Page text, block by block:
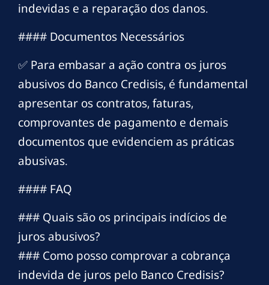
indevidas e a reparação dos danos.
#### Documentos Necessários
✅ Para embasar a ação contra os juros
abusivos do Banco Credisis, é fundamental
apresentar os contratos, faturas,
comprovantes de pagamento e demais
documentos que evidenciem as práticas
abusivas.
#### FAQ
### Quais são os principais indícios de
juros abusivos?
### Como posso comprovar a cobrança
indevida de juros pelo Banco Credisis?